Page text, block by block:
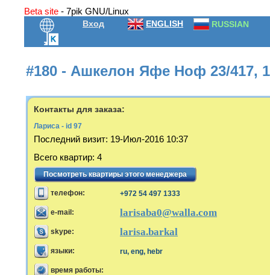
Beta site - 7pik GNU/Linux
Вход ENGLISH RUSSIAN
#180 - Ашкелон Яфе Ноф 23/417,
Контакты для заказа:
Лариса - id 97
Последний визит: 19-Июл-2016 10:37
Всего квартир: 4
Посмотреть квартиры этого менеджера
телефон: +972 54 497 1333
e-mail: larisaba0@walla.com
skype: larisa.barkal
языки: ru, eng, hebr
время работы: